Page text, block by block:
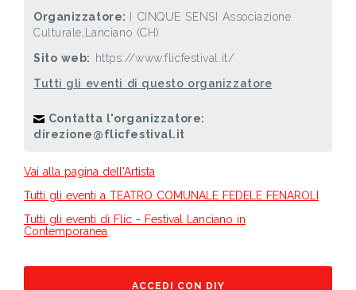
Organizzatore:
I CINQUE SENSI Associazione
Culturale,Lanciano (CH)
Sito web:
https://www.flicfestival.it/
Tutti gli eventi di questo organizzatore
Contatta l'organizzatore:
direzione@flicfestival.it
Vai alla pagina dell'Artista
Tutti gli eventi a TEATRO COMUNALE FEDELE FENAROLI
Tutti gli eventi di Flic - Festival Lanciano in
Contemporanea
ACCEDI CON DIY